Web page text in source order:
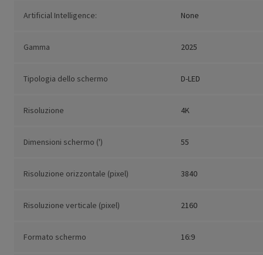
Artificial Intelligence: None
Gamma 2025
Tipologia dello schermo D-LED
Risoluzione 4K
Dimensioni schermo (') 55
Risoluzione orizzontale (pixel) 3840
Risoluzione verticale (pixel) 2160
Formato schermo 16:9